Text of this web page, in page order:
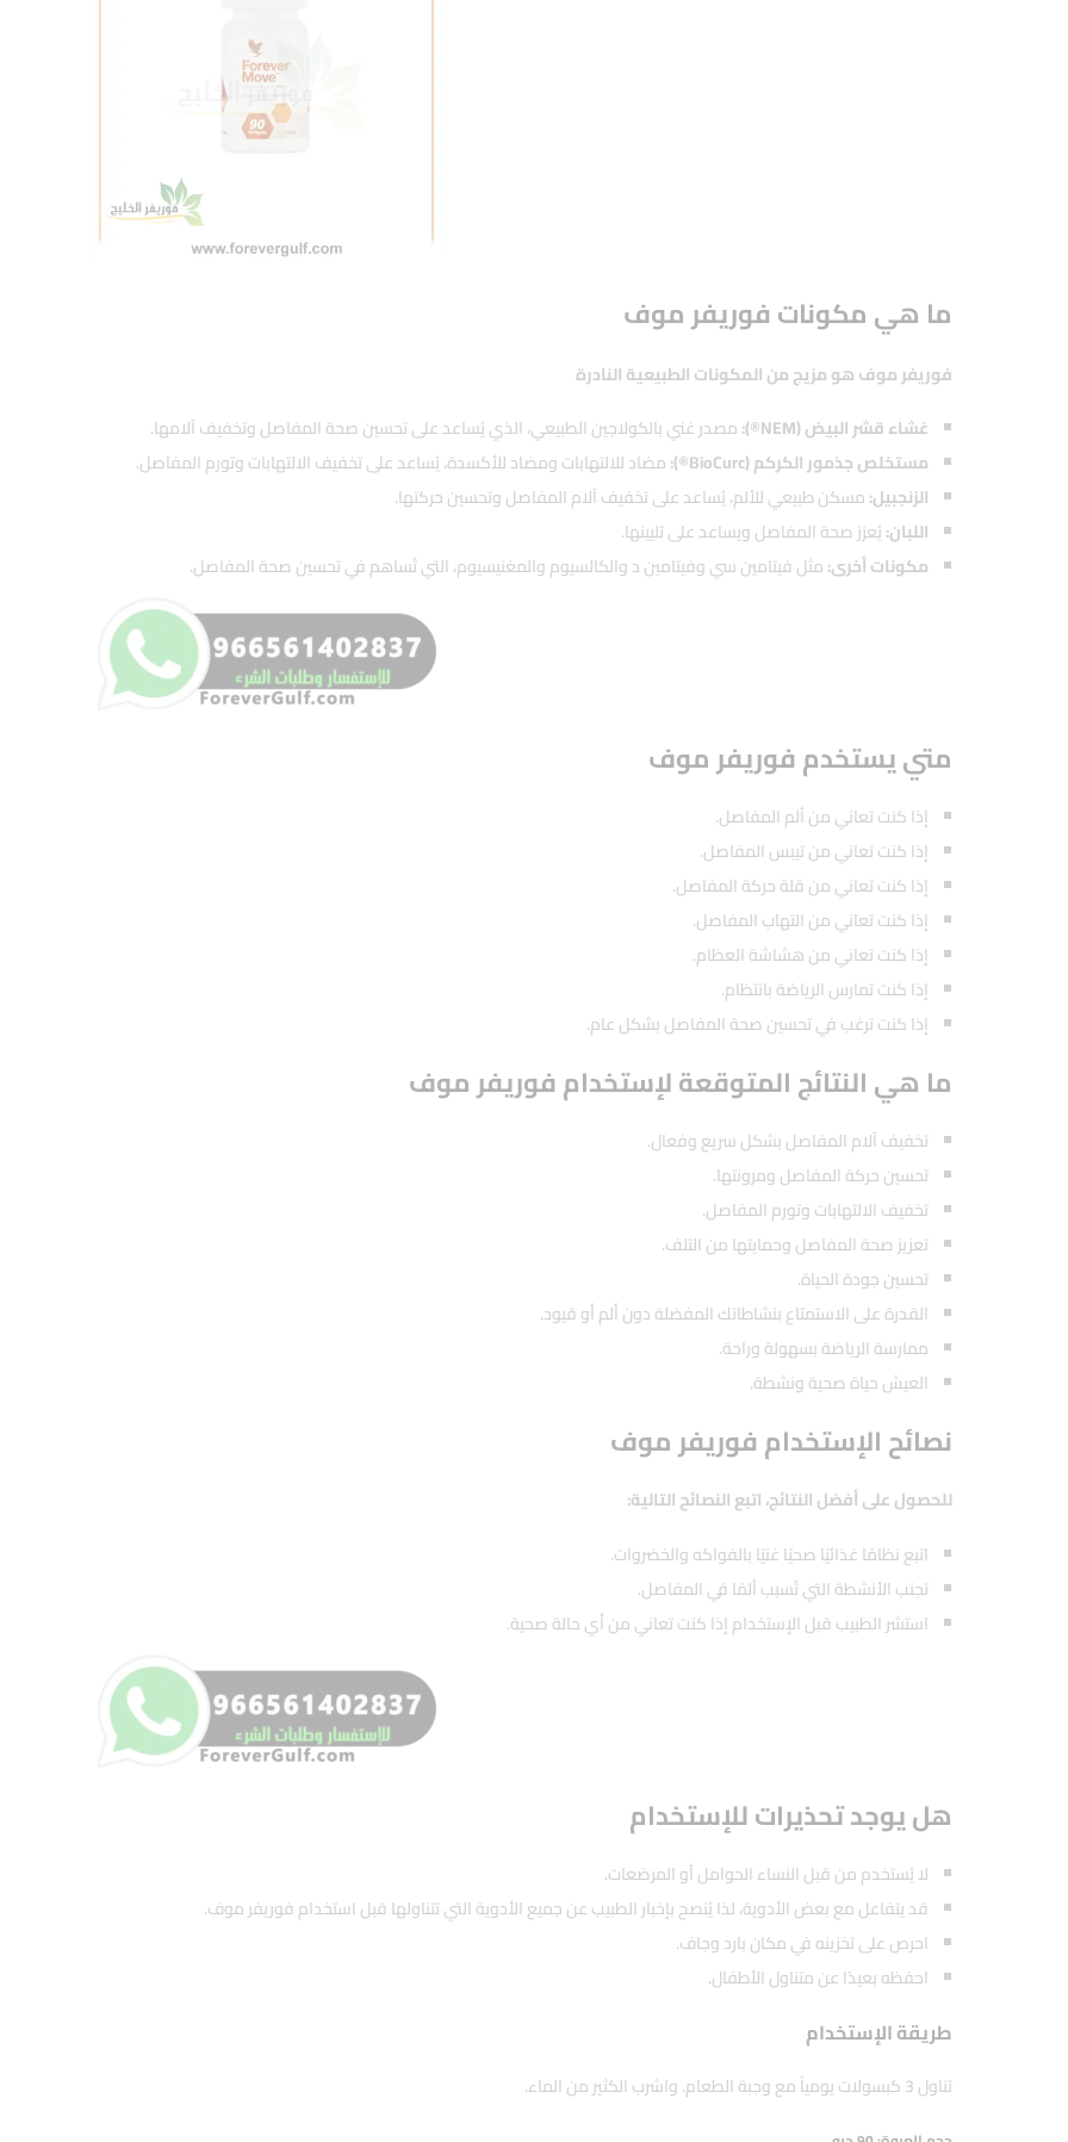
ما هي مكونات فوريفر موف
فوريفر موف هو مزيج من المكونات الطبيعية النادرة
غشاء قشر البيض (NEM®):
مصدر غني بالكولاجين الطبيعي، الذي يُساعد على تحسين صحة المفاصل وتخفيف آلامها.
مستخلص جذمور الكركم (BioCurc®):
مضاد للالتهابات ومضاد للأكسدة، يُساعد على تخفيف الالتهابات وتورم المفاصل.
الزنجبيل:مسكن طبيعي للألم، يُساعد على تخفيف آلام المفاصل وتحسين حركتها.
اللبان:يُعزز صحة المفاصل ويساعد على تليينها.
مكونات أخرى:مثل فيتامين سي وفيتامين د والكالسيوم والمغنيسيوم، التي تُساهم في تحسين صحة المفاصل.
متي يستخدم فوريفر موف
إذا كنت تعاني من ألم المفاصل.
إذا كنت تعاني من تيبس المفاصل.
إذا كنت تعاني من قلة حركة المفاصل.
إذا كنت تعاني من التهاب المفاصل.
إذا كنت تعاني من هشاشة العظام.
إذا كنت تمارس الرياضة بانتظام.
إذا كنت ترغب في تحسين صحة المفاصل بشكل عام.
ما هي النتائج المتوقعة لإستخدام فوريفر موف
تخفيف آلام المفاصل بشكل سريع وفعال.
تحسين حركة المفاصل ومرونتها.
تخفيف الالتهابات وتورم المفاصل.
تعزيز صحة المفاصل وحمايتها من التلف.
تحسين جودة الحياة.
القدرة على الاستمتاع بنشاطاتك المفضلة دون ألم أو قيود.
ممارسة الرياضة بسهولة وراحة.
العيش حياة صحية ونشطة.
نصائح الإستخدام فوريفر موف
للحصول على أفضل النتائج، اتبع النصائح التالية:
اتبع نظامًا غذائيًا صحيًا غنيًا بالفواكه والخضروات.
تجنب الأنشطة التي تُسبب ألمًا في المفاصل.
استشر الطبيب قبل الإستخدام إذا كنت تعاني من أي حالة صحية.
هل يوجد تحذيرات للإستخدام
لا يُستخدم من قبل النساء الحوامل أو المرضعات.
قد يتفاعل مع بعض الأدوية، لذا يُنصح بإخبار الطبيب عن جميع الأدوية التي تتناولها قبل استخدام فوريفر موف.
احرص على تخزينه في مكان بارد وجاف.
احفظه بعيدًا عن متناول الأطفال.
طريقة الإستخدام
تناول 3 كبسولات يومياً مع وجبة الطعام. واشرب الكثير من الماء.